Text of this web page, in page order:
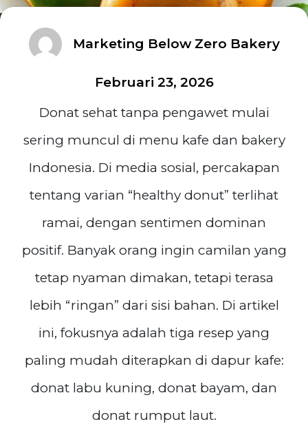
Marketing Below Zero Bakery
Februari 23, 2026
Donat sehat tanpa pengawet mulai
sering muncul di menu kafe dan bakery
Indonesia. Di media sosial, percakapan
tentang varian “healthy donut” terlihat
ramai, dengan sentimen dominan
positif. Banyak orang ingin camilan yang
tetap nyaman dimakan, tetapi terasa
lebih “ringan” dari sisi bahan. Di artikel
ini, fokusnya adalah tiga resep yang
paling mudah diterapkan di dapur kafe:
donat labu kuning, donat bayam, dan
donat rumput laut.